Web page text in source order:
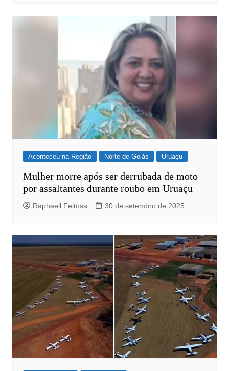
Aconteceu na Região Norte de Goiás Uruaçu
Mulher morre após ser derrubada de moto
por assaltantes durante roubo em Uruaçu
Raphaell Feitosa 30 de setembro de 2025